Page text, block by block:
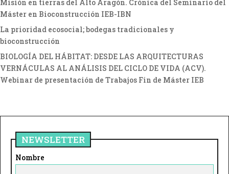
Misión en tierras del Alto Aragón. Crónica del Seminario del
Máster en Bioconstrucción IEB-IBN
La prioridad ecosocial; bodegas tradicionales y
bioconstrucción
BIOLOGÍA DEL HÁBITAT: DESDE LAS ARQUITECTURAS
VERNÁCULAS AL ANÁLISIS DEL CICLO DE VIDA (ACV).
Webinar de presentación de Trabajos Fin de Máster IEB
NEWSLETTER
Nombre